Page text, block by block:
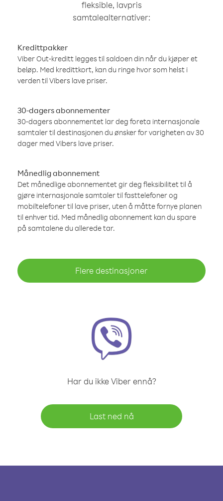
fleksible, lavpris
samtalealternativer:
Kredittpakker
Viber Out-kreditt legges til saldoen din når du kjøper et
beløp. Med kredittkort, kan du ringe hvor som helst i
verden til Vibers lave priser.
30-dagers abonnementer
30-dagers abonnementet lar deg foreta internasjonale
samtaler til destinasjonen du ønsker for varigheten av 30
dager med Vibers lave priser.
Månedlig abonnement
Det månedlige abonnementet gir deg fleksibilitet til å
gjøre internasjonale samtaler til fasttelefoner og
mobiltelefoner til lave priser, uten å måtte fornye planen
til enhver tid. Med månedlig abonnement kan du spare
på samtalene du allerede tar.
Flere destinasjoner
Har du ikke Viber ennå?
Last ned nå